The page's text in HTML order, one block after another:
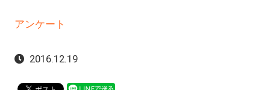
アンケート
2016.12.19